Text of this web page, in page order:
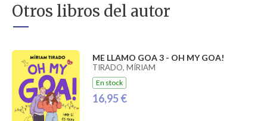
Otros libros del autor
ME LLAMO GOA 3 - OH MY GOA!
TIRADO, MÍRIAM
En stock
16,95 €